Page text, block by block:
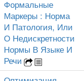
Формальные
Маркеры : Норма
И Патология, Или
О Недискретности
Нормы В Языке И
Речи